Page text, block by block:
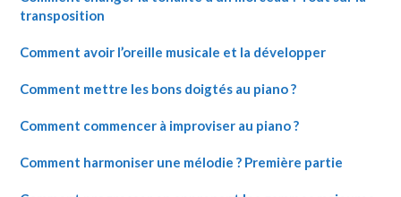
transposition
Comment avoir l’oreille musicale et la développer
Comment mettre les bons doigtés au piano ?
Comment commencer à improviser au piano ?
Comment harmoniser une mélodie ? Première partie